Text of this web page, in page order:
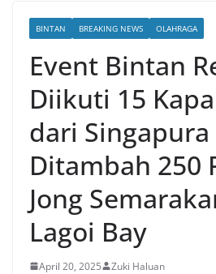
BINTAN BREAKING NEWS OLAHRAGA
Event Bintan
Diikuti 15
dari Singapura
Ditambah 250
Jong
Lagoi Bay
April 20, 2025 Zuki Haluan